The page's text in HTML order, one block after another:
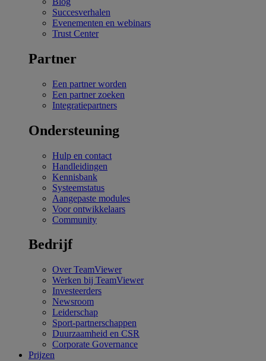
Succesverhalen
Evenementen en webinars
Trust Center
Partner
Een partner worden
Een partner zoeken
Integratiepartners
Ondersteuning
Hulp en contact
Handleidingen
Kennisbank
Systeemstatus
Aangepaste modules
Voor ontwikkelaars
Community
Bedrijf
Over TeamViewer
Werken bij TeamViewer
Investeerders
Newsroom
Leiderschap
Sport-partnerschappen
Duurzaamheid en CSR
Corporate Governance
Prijzen